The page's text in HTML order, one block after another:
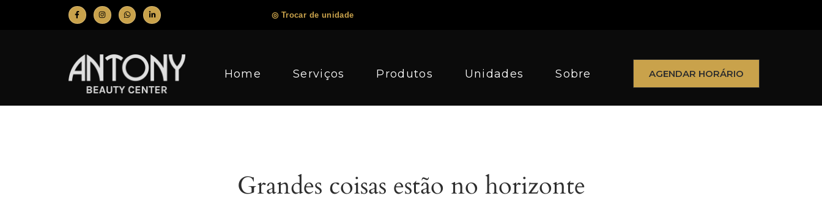
◎ Trocar de unidade
Home Serviços Produtos Unidades Sobre AGENDAR HORÁRIO
Grandes coisas estão no horizonte